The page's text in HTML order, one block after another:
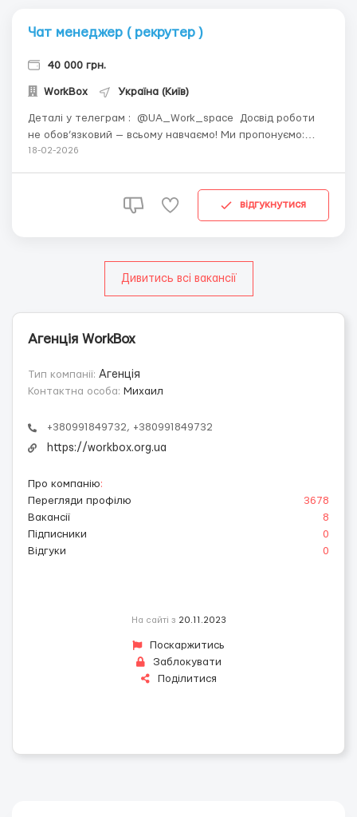
Чат менеджер ( рекрутер )
40 000 грн.
WorkBox Україна (Київ)
Деталі у телеграм : @UA_Work_space Досвід роботи
не обов’язковий — всьому навчаємо! Ми пропонуємо:
Можливість пракевллаштування в Україні або за
18-02-2026
відгукнутися
Дивитись всі вакансії
Агенція WorkBox
Тип компанії: Агенція
Контактна особа: Михаил
+380991849732, +380991849732
https://workbox.org.ua
Про компанію:
Перегляди профілю
3678
Вакансії
8
Підписники
0
Відгуки
0
На сайті з 20.11.2023
Поскаржитись
Заблокувати
Поділитися